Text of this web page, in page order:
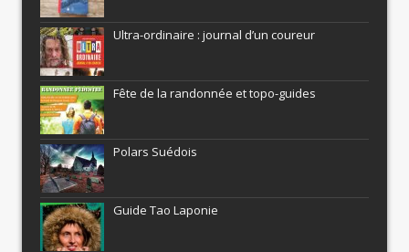
Ultra-ordinaire : journal d’un coureur
Fête de la randonnée et topo-guides
Polars Suédois
Guide Tao Laponie